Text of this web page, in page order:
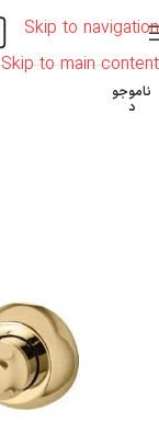
Skip to navigation
Skip to main content
ناموجو
د